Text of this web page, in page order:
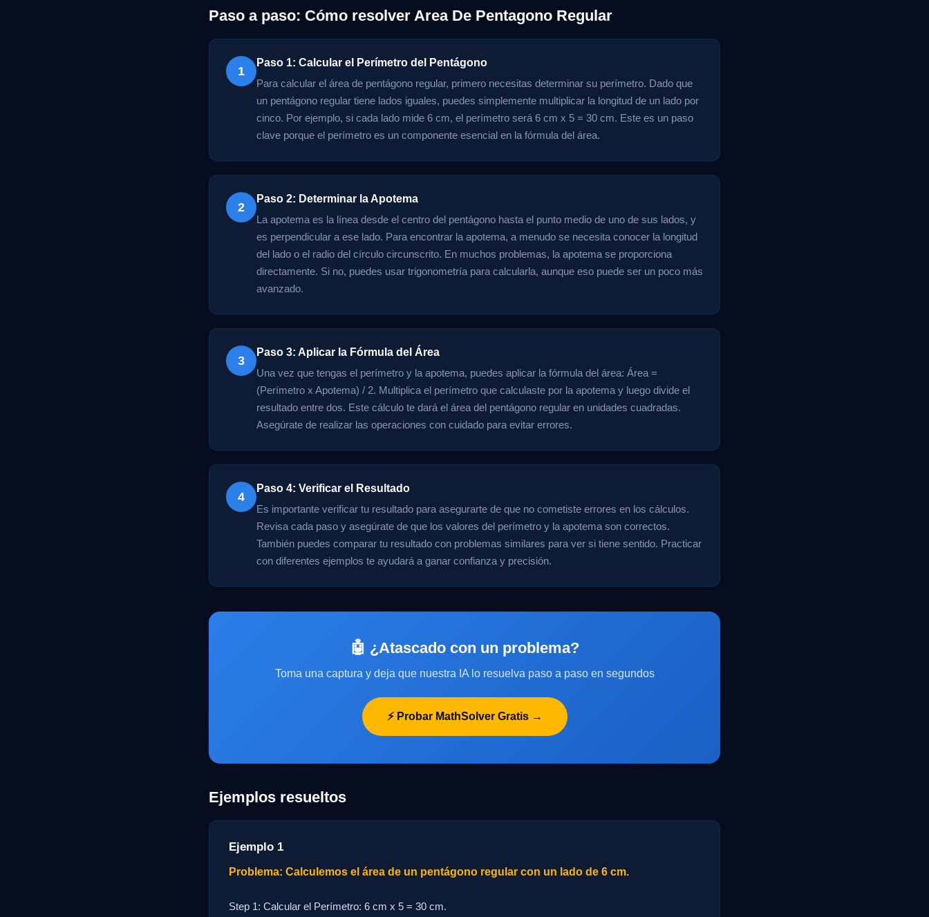
Paso a paso: Cómo resolver Area De Pentagono Regular
1
Paso 1: Calcular el Perímetro del Pentágono
Para calcular el área de pentágono regular, primero necesitas determinar su perímetro. Dado que
un pentágono regular tiene lados iguales, puedes simplemente multiplicar la longitud de un lado por
cinco. Por ejemplo, si cada lado mide 6 cm, el perímetro será 6 cm x 5 = 30 cm. Este es un paso
clave porque el perímetro es un componente esencial en la fórmula del área.
2
Paso 2: Determinar la Apotema
La apotema es la línea desde el centro del pentágono hasta el punto medio de uno de sus lados, y
es perpendicular a ese lado. Para encontrar la apotema, a menudo se necesita conocer la longitud
del lado o el radio del círculo circunscrito. En muchos problemas, la apotema se proporciona
directamente. Si no, puedes usar trigonometría para calcularla, aunque eso puede ser un poco más
avanzado.
3
Paso 3: Aplicar la Fórmula del Área
Una vez que tengas el perímetro y la apotema, puedes aplicar la fórmula del área: Área =
(Perímetro x Apotema) / 2. Multiplica el perímetro que calculaste por la apotema y luego divide el
resultado entre dos. Este cálculo te dará el área del pentágono regular en unidades cuadradas.
Asegúrate de realizar las operaciones con cuidado para evitar errores.
4
Paso 4: Verificar el Resultado
Es importante verificar tu resultado para asegurarte de que no cometiste errores en los cálculos.
Revisa cada paso y asegúrate de que los valores del perímetro y la apotema son correctos.
También puedes comparar tu resultado con problemas similares para ver si tiene sentido. Practicar
con diferentes ejemplos te ayudará a ganar confianza y precisión.
🤖 ¿Atascado con un problema?
Toma una captura y deja que nuestra IA lo resuelva paso a paso en segundos
⚡ Probar MathSolver Gratis →
Ejemplos resueltos
Ejemplo 1
Problema: Calculemos el área de un pentágono regular con un lado de 6 cm.
Step 1: Calcular el Perímetro: 6 cm x 5 = 30 cm.